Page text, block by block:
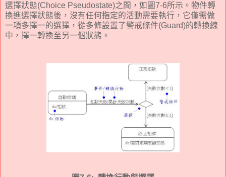
選擇狀態(Choice Pseudostate)之間，如圖7-6所示。物件轉
換進選擇狀態後，沒有任何指定的活動需要執行，它僅需做
一項多擇一的選擇，從多條設置了警戒條件(Guard)的轉換線
中，擇一轉換至另一個狀態。